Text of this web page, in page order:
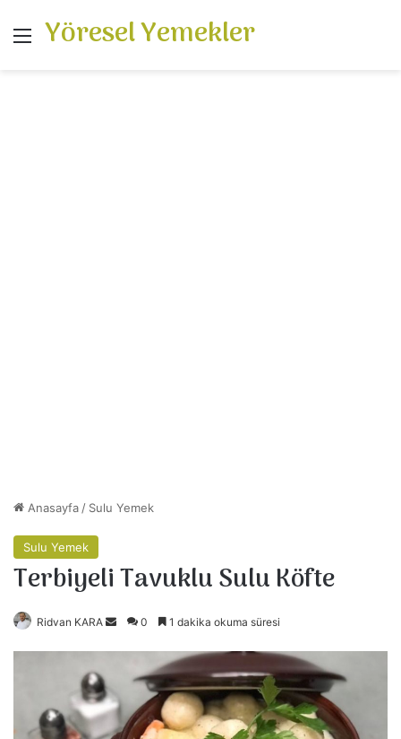
Menü
Yöresel Yemekler
Anasayfa / Sulu Yemek
Sulu Yemek
Terbiyeli Tavuklu Sulu Köfte
Ridvan KARA
-
p
0 1 dakika okuma süresi